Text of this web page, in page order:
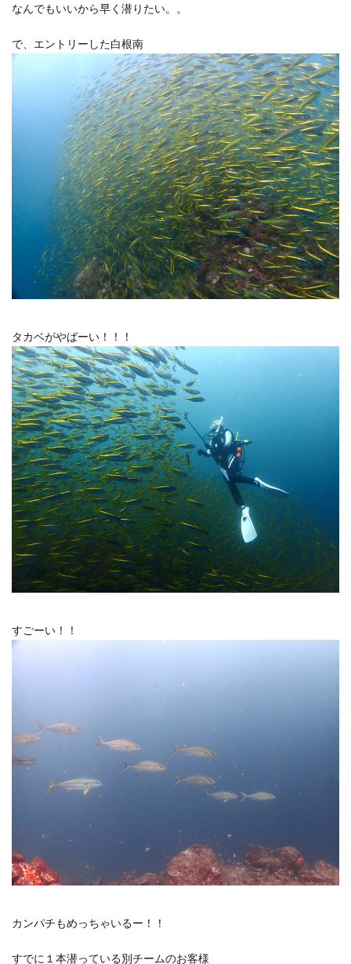
なんでもいいから早く潜りたい。。
で、エントリーした白根南
タカベがやばーい！！！
すごーい！！
カンパチもめっちゃいるー！！
すでに１本潜っている別チームのお客様